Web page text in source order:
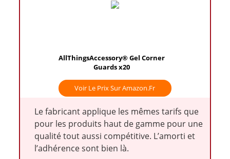
AllThingsAccessory® Gel Corner
Guards x20
Voir Le Prix Sur Amazon.fr
Le fabricant applique les mêmes tarifs que
pour les produits haut de gamme pour une
qualité tout aussi compétitive. L’amorti et
l’adhérence sont bien là.